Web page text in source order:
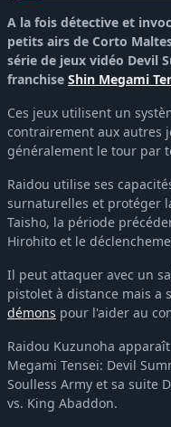
A la fois détective et
petits airs de Corto
série de jeux vidéo Devil
franchise Shin Megami
Ces jeux utilisent un
contrairement aux autres
généralement le tour par
Raidou utilise ses
surnaturelles et protéger
Taisho, la période
Hirohito et le
Il peut attaquer avec un
pistolet à distance mais a
démons pour l'aider au
Raidou Kuzunoha
Megami Tensei: Devil
Soulless Army et sa suite
vs. King Abaddon.